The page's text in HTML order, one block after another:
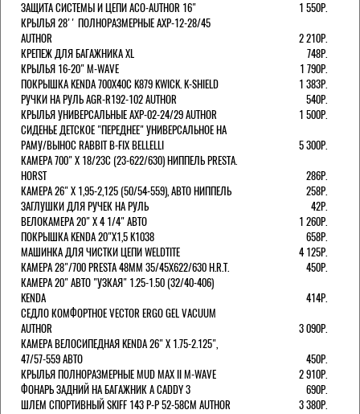
ЗАЩИТА СИСТЕМЫ И ЦЕПИ ACO-AUTHOR 16"
1 550Р.
КРЫЛЬЯ 28'' ПОЛНОРАЗМЕРНЫЕ AXP-12-28/45
AUTHOR
2 210Р.
КРЕПЕЖ ДЛЯ БАГАЖНИКА XL
748Р.
КРЫЛЬЯ 16-20" M-WAVE
1 790Р.
ПОКРЫШКА KENDA 700Х40С K879 KWICK. K-SHIELD
1 383Р.
РУЧКИ НА РУЛЬ AGR-R192-102 AUTHOR
540Р.
КРЫЛЬЯ УНИВЕРСАЛЬНЫЕ AXP-02-24/29 AUTHOR
1 500Р.
СИДЕНЬЕ ДЕТСКОЕ "ПЕРЕДНЕЕ" УНИВЕРСАЛЬНОЕ НА
РАМУ/ВЫНОС RABBIT B-FIX BELLELLI
5 300Р.
КАМЕРА 700" Х 18/23C (23-622/630) НИППЕЛЬ PRESTA.
HORST
286Р.
КАМЕРА 26" X 1,95-2,125 (50/54-559), АВТО НИППЕЛЬ
258Р.
ЗАГЛУШКИ ДЛЯ РУЧЕК НА РУЛЬ
42Р.
ВЕЛОКАМЕРА 20" Х 4 1/4" АВТО
1 260Р.
ПОКРЫШКА KENDA 20"Х1,5 K1038
658Р.
МАШИНКА ДЛЯ ЧИСТКИ ЦЕПИ WELDTITE
4 125Р.
КАМЕРА 28"/700 PRESTA 48ММ 35/45Х622/630 H.R.T.
450Р.
КАМЕРА 20" АВТО "УЗКАЯ" 1.25-1.50 (32/40-406)
KENDA
414Р.
СЕДЛО КОМФОРТНОЕ VECTOR ERGO GEL VACUUM
AUTHOR
3 090Р.
КАМЕРА ВЕЛОСИПЕДНАЯ KENDA 26" Х 1.75-2.125",
47/57-559 АВТО
450Р.
КРЫЛЬЯ ПОЛНОРАЗМЕРНЫЕ MUD MAX II M-WAVE
2 910Р.
ФОНАРЬ ЗАДНИЙ НА БАГАЖНИК A CADDY 3
690Р.
ШЛЕМ СПОРТИВНЫЙ SKIFF 143 Р-Р 52-58СМ AUTHOR
3 380Р.